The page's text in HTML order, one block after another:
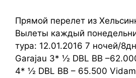
Прямой перелет из
Вылеты каждый
тура: 12.01.2016 7 ночей/
Garajau 3* ½ DBL BB
4* ½ DBL BB – 65.500